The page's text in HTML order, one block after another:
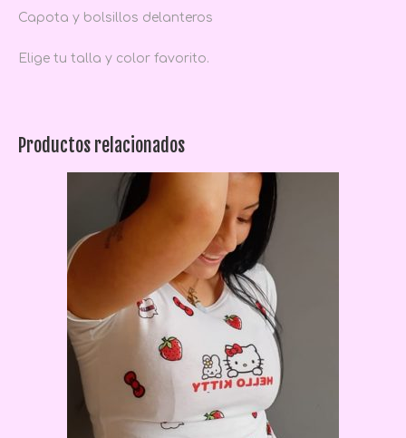
Capota y bolsillos delanteros
Elige tu talla y color favorito.
Productos relacionados